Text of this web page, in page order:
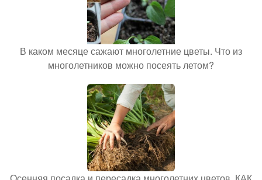
В каком месяце сажают многолетние цветы. Что из
многолетников можно посеять летом?